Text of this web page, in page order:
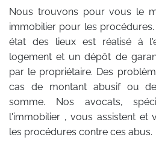
Nous trouvons pour vous le
immobilier pour les
état des lieux est réalisé à
logement et un dépôt de
par le propriétaire. Des
cas de montant abusif ou
somme. Nos avocats,
l'immobilier , vous assistent et
les procédures contre ces abus.